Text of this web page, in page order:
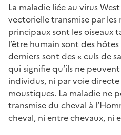
La maladie liée au virus
vectorielle transmise par les
principaux sont les oiseaux
l’être humain sont des
derniers sont des « culs de
qui signifie qu’ils ne
individus, ni par voie
moustiques. La maladie ne
transmise du cheval à
cheval, ni entre chevaux, ni